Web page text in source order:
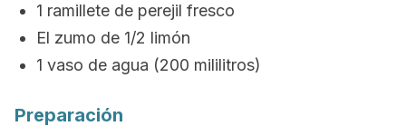
1 ramillete de perejil fresco
El zumo de 1/2 limón
1 vaso de agua (200 mililitros)
Preparación